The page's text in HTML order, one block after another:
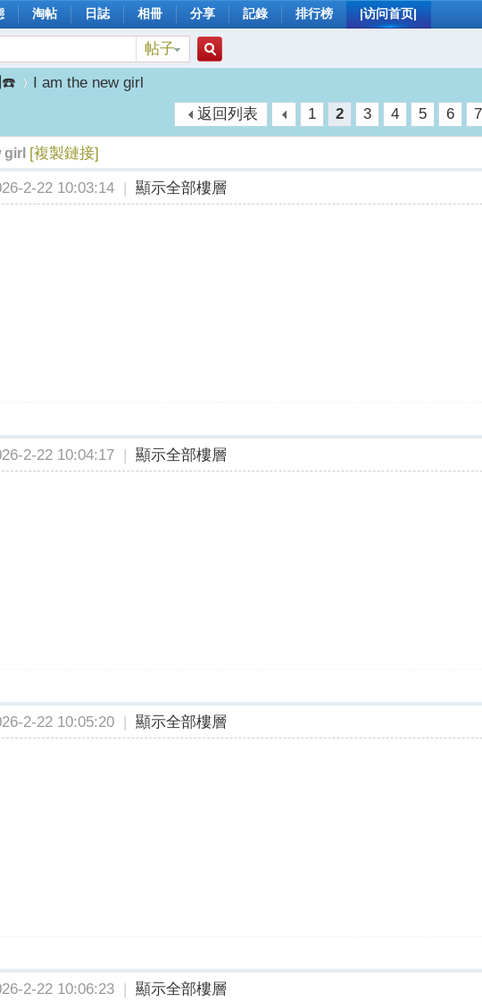
淘帖 日誌 相冊 分享 記錄 排行榜 |访问首页|
帖子
☎️
›
I am the new girl
1
2 3 4 5 6 7
返回列表
girl [複製鏈接]
2-22 10:03:14 | 顯示全部樓層
2-22 10:04:17 | 顯示全部樓層
2-22 10:05:20 | 顯示全部樓層
2-22 10:06:23 | 顯示全部樓層